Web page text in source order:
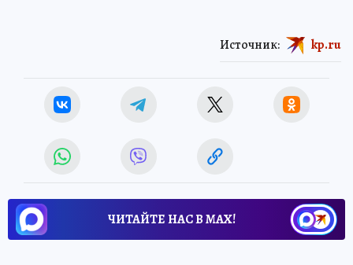
Источник: kp.ru
ЧИТАЙТЕ НАС В МАХ!